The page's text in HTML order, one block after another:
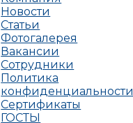
Новости
Статьи
Фотогалерея
Вакансии
Сотрудники
Политика
конфиденциальности
Сертификаты
ГОСТЫ